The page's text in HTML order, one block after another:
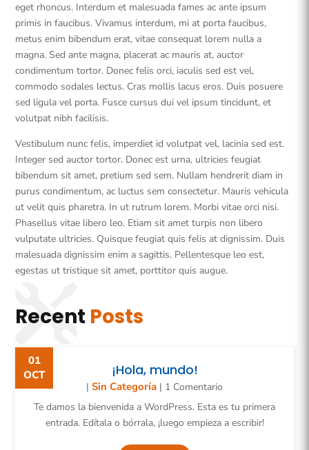
eget rhoncus. Interdum et malesuada fames ac ante ipsum
primis in faucibus. Vivamus interdum, mi at porta faucibus,
metus enim bibendum erat, vitae consequat lorem nulla a
magna. Sed ante magna, placerat ac mauris at, auctor
condimentum tortor. Donec felis orci, iaculis sed est vel,
commodo sodales lectus. Cras mollis lacus eros. Duis posuere
sed ligula vel porta. Fusce cursus dui vel ipsum tincidunt, et
volutpat nibh facilisis.
Vestibulum nunc felis, imperdiet id volutpat vel, lacinia sed est.
Integer sed auctor tortor. Donec est urna, ultricies feugiat
bibendum sit amet, pretium sed sem. Nullam hendrerit diam in
purus condimentum, ac luctus sem consectetur. Mauris vehicula
ut velit quis pharetra. In ut rutrum lorem. Morbi vitae orci nisi.
Phasellus vitae libero leo. Etiam sit amet turpis non libero
vulputate ultricies. Quisque feugiat quis felis at dignissim. Duis
malesuada dignissim enim a sagittis. Pellentesque leo est,
egestas ut tristique sit amet, porttitor quis augue.
Recent Posts
¡Hola, mundo!
01
OCT
| Sin Categoría | 1 Comentario
Te damos la bienvenida a WordPress. Esta es tu primera
entrada. Edítala o bórrala, ¡luego empieza a escribir!